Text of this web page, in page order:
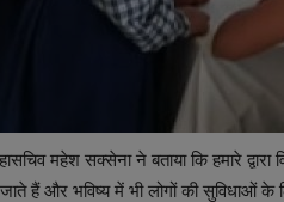
महेश सक्सेना ने बताया कि हमारे
हैं और भविष्य में भी लोगों की